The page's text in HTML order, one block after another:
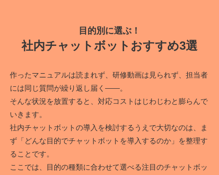
目的別に選ぶ！
社内チャットボットおすすめ3選
作ったマニュアルは読まれず、研修動画は見られず、担当者
には同じ質問が繰り返し届く――。
そんな状況を放置すると、対応コストはじわじわと膨らんで
いきます。
社内チャットボットの導入を検討するうえで大切なのは、ま
ず「どんな目的でチャットボットを導入するのか」を整理す
ることです。
ここでは、目的の種類に合わせて選べる注目のチャットボッ